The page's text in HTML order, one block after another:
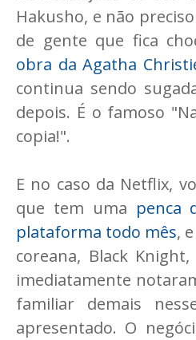
Hakusho, e não
de gente que fica
obra da Agatha
continua sendo
depois. É o famoso
copia!".
E no caso da Netflix,
que tem uma penca
plataforma todo mês,
coreana, Black
imediatamente
familiar demais
apresentado. O